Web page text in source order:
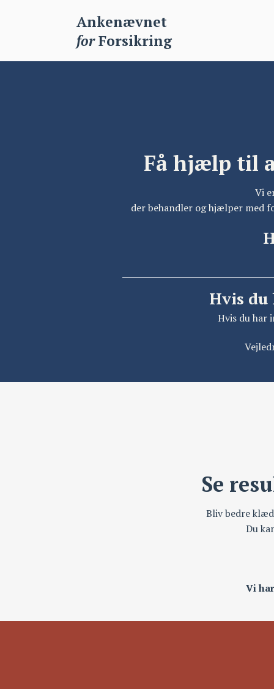
Ankenævnet
forForsikring
Få hjælp til
Vi
der behandler og hjælper med
Hvis du
Hvis du har
Se
Bliv bedre
Du
Vi